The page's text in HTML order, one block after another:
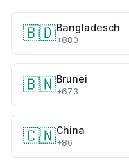
🇧🇩Bangladesch
+880
🇧🇳Brunei
+673
🇨🇳China
+86